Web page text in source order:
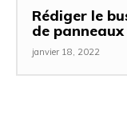
Rédiger le
de
janvier 18, 2022